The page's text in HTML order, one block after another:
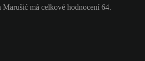
má celkové hodnocení 64.